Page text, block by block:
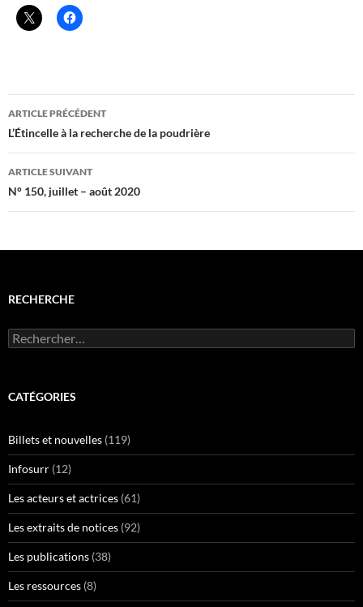
Navigation
des
articles
ARTICLE PRÉCÉDENT
L’Étincelle à la recherche de la poudrière
ARTICLE SUIVANT
N° 150, juillet – août 2020
RECHERCHE
Rechercher :
CATÉGORIES
Billets et nouvelles (119)
Infosurr (12)
Les acteurs et actrices (61)
Les extraits de notices (92)
Les publications (38)
Les ressources (8)